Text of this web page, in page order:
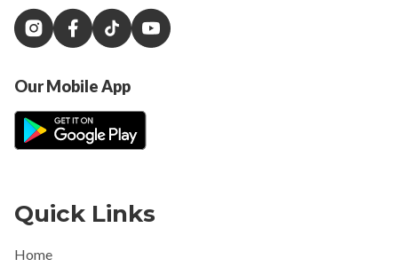
Our Mobile App
Quick Links
Home